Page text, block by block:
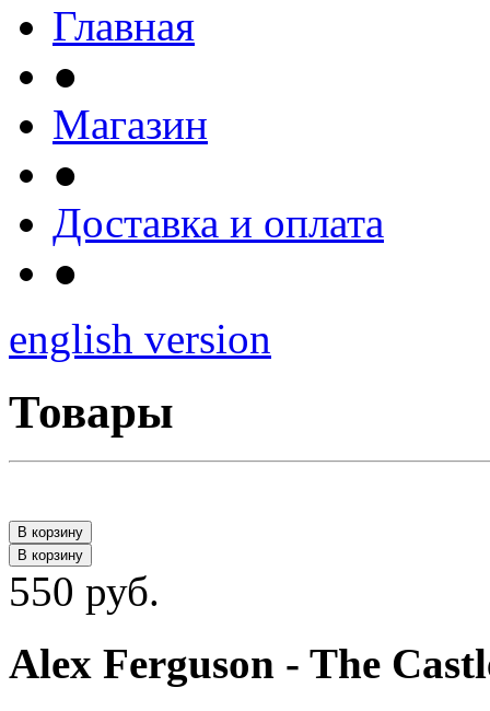
Главная
●
Магазин
●
Доставка и оплата
●
english version
Товары
В корзину
В корзину
550 руб.
Alex Ferguson - The